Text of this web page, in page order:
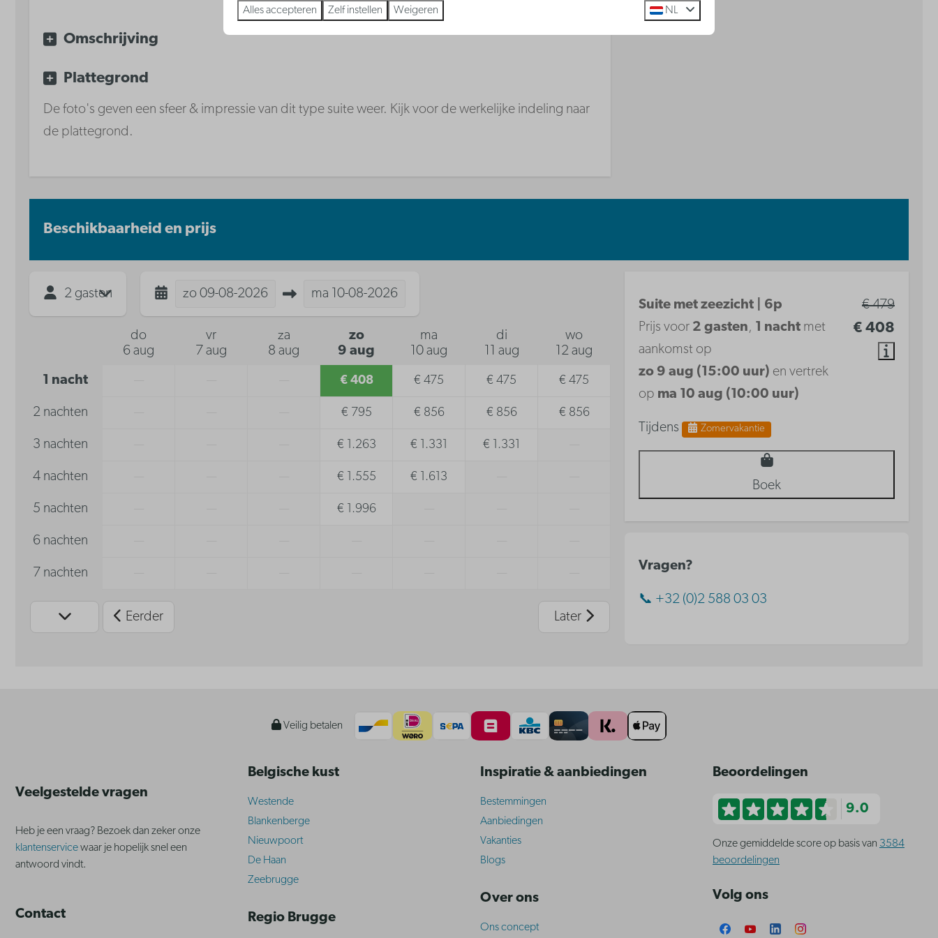
Keramische kookplaat
Omschrijving
Plattegrond
De foto's geven een sfeer & impressie van dit type suite weer. Kijk voor de werkelijke indeling naar
de plattegrond.
Beschikbaarheid en prijs
2 gasten zo 09-08-2026 ma 10-08-2026
do
6 aug
vr
7 aug
za
8 aug
zo
9 aug
ma
10 aug
di
11 aug
wo
12 aug
1 nacht € 408 € 475 € 475 € 475
2 nachten € 795 € 856 € 856 € 856
3 nachten € 1.263 € 1.331 € 1.331
4 nachten € 1.555 € 1.613
5 nachten € 1.996
6 nachten
7 nachten
Eerder Later
€ 479
€ 408
Suite met zeezicht | 6p
Prijs voor 2 gasten, 1 nacht met
aankomst op
zo 9 aug (15:00 uur) en vertrek
op ma 10 aug (10:00 uur)
Tijdens Zomervakantie
Boek
Vragen?
📞 +32 (0)2 588 03 03
Veilig betalen
Veelgestelde vragen
Heb je een vraag? Bezoek dan zeker onze
klantenservicewaar je hopelijk snel een
antwoord vindt.
Contact
Belgische kust
Westende
Blankenberge
Nieuwpoort
De Haan
Zeebrugge
Regio Brugge
Inspiratie & aanbiedingen
Bestemmingen
Aanbiedingen
Vakanties
Blogs
Over ons
Ons concept
Beoordelingen
9.0
Onze gemiddelde score op basis van 3584
beoordelingen
Volg ons
Alles accepteren Zelf instellen Weigeren NL